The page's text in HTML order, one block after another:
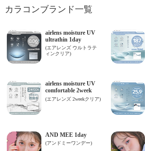
カラコンブランド一覧